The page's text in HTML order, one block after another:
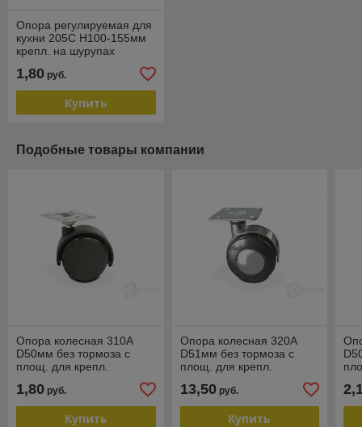
Опора регулируемая для
кухни 205C H100-155мм
крепл. на шурупах
1,80 руб.
Купить
Подобные товары компании
Опора колесная 310A
D50мм без тормоза с
площ. для крепл.
1,80 руб.
Купить
Опора колесная 320A
D51мм без тормоза с
площ. для крепл.
13,50руб.
Купить